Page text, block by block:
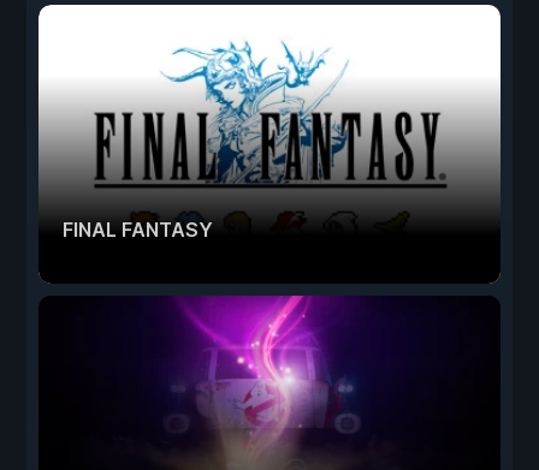
FINAL FANTASY